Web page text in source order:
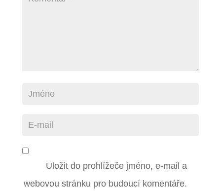
Uložit do prohlížeče jméno, e-mail a
webovou stránku pro budoucí komentáře.